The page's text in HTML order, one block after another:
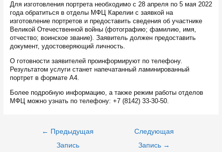
Для изготовления портрета необходимо с 28 апреля по 5 мая 2022
года обратиться в отделы МФЦ Карелии с заявкой на
изготовление портретов и предоставить сведения об участнике
Великой Отечественной войны (фотографию; фамилию, имя,
отчество; воинское звание). Заявитель должен предоставить
документ, удостоверяющий личность.
О готовности заявителей проинформируют по телефону.
Результатом услуги станет напечатанный ламинированный
портрет в формате А4.
Более подробную информацию, а также режим работы отделов
МФЦ можно узнать по телефону: +7 (8142) 33-30-50.
Навигация
← Предыдущая
Запись
Следующая
Запись →